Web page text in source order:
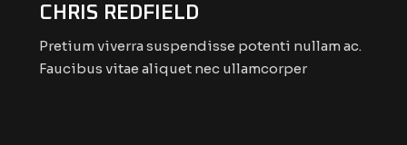
CHRIS REDFIELD
Pretium viverra suspendisse potenti nullam ac.
Faucibus vitae aliquet nec ullamcorper